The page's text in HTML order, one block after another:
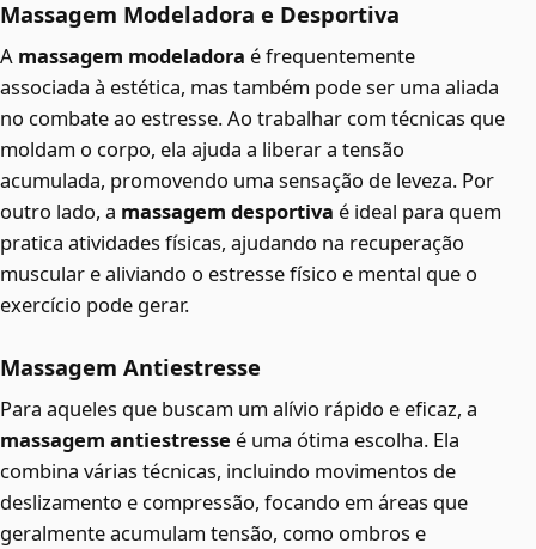
Massagem Modeladora e Desportiva
A massagem modeladora é frequentemente
associada à estética, mas também pode ser uma aliada
no combate ao estresse. Ao trabalhar com técnicas que
moldam o corpo, ela ajuda a liberar a tensão
acumulada, promovendo uma sensação de leveza. Por
outro lado, a massagem desportiva é ideal para quem
pratica atividades físicas, ajudando na recuperação
muscular e aliviando o estresse físico e mental que o
exercício pode gerar.
Massagem Antiestresse
Para aqueles que buscam um alívio rápido e eficaz, a
massagem antiestresse é uma ótima escolha. Ela
combina várias técnicas, incluindo movimentos de
deslizamento e compressão, focando em áreas que
geralmente acumulam tensão, como ombros e